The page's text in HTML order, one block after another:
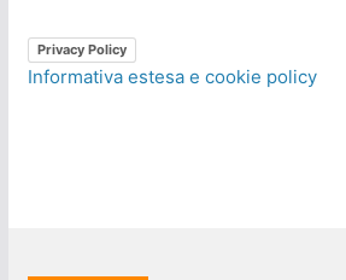
Privacy Policy
Informativa estesa e cookie policy